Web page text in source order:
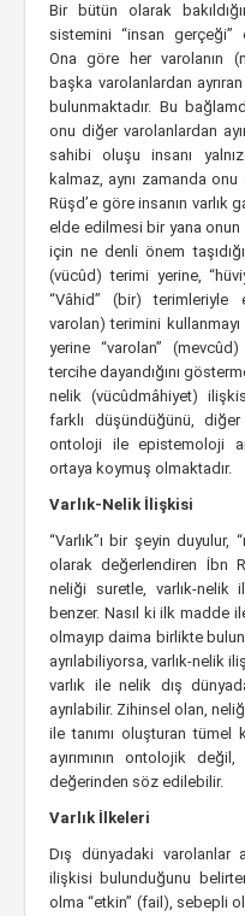
Bir bütün olarak
sistemini “insan gerçeği”
Ona göre her varolanın
başka varolanlardan
bulunmaktadır. Bu
onu diğer varolanlardan
sahibi oluşu insanı
kalmaz, aynı zamanda onu
Rüşd’e göre insanın varlık
elde edilmesi bir yana onun
için ne denli önem
(vücûd) terimi yerine,
“Vâhid” (bir) terimleriyle
varolan) terimini kullanmayı
yerine “varolan”
tercihe dayandığını
nelik (vücûdmâhiyet)
farklı düşündüğünü,
ontoloji ile epistemoloji
ortaya koymuş olmaktadır.
Varlık-Nelik İlişkisi
“Varlık”ı bir şeyin duyulur,
olarak değerlendiren İbn
neliği suretle, varlık-nelik
benzer. Nasıl ki ilk madde
olmayıp daima birlikte
ayrılabiliyorsa, varlık-nelik
varlık ile nelik dış
ayrılabilir. Zihinsel olan,
ile tanımı oluşturan tümel
ayırımının ontolojik
değerinden söz edilebilir.
Varlık İlkeleri
Dış dünyadaki varolanlar
ilişkisi bulunduğunu
olma “etkin” (fail), sebepli